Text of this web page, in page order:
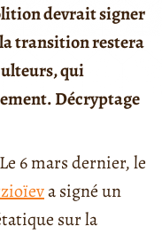
devrait signer
transition restera
qui
Décryptage
6 mars dernier, le
a signé un
sur la